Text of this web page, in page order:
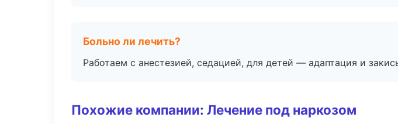
Больно ли лечить?
Работаем с анестезией, седацией, для детей — адаптация и
Похожие компании: Лечение под наркозом